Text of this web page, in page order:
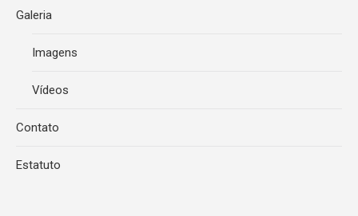
Galeria
Imagens
Vídeos
Contato
Estatuto